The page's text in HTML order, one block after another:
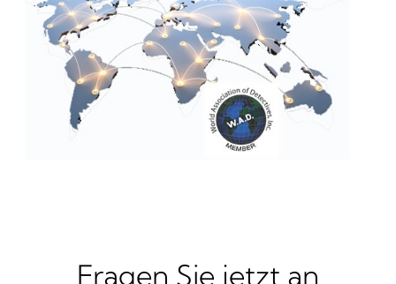
Fragen Sie jetzt an